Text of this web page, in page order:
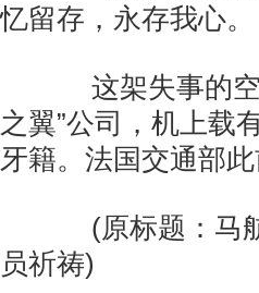
忆留存，永存我心。
这架失事的空
之翼”公司，机上载
牙籍。法国交通部
(原标题：马航
员祈祷)